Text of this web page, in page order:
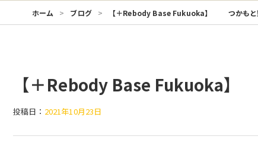
ホーム ブログ 【＋Rebody Base Fukuoka】 つかもと
【＋Rebody Base Fukuoka
投稿日： 2021年10月23日